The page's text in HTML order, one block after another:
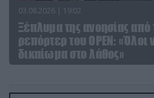
03.08.2026 | 19:02
Ξέπλυμα της ανοησίας από
ρεπόρτερ του ΟΡΕΝ: «Όλοι
δικαίωμα στο λάθος»